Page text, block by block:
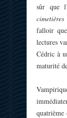
sûr que
cimetières
falloir
lectures
Cédric à
maturité
quatrième